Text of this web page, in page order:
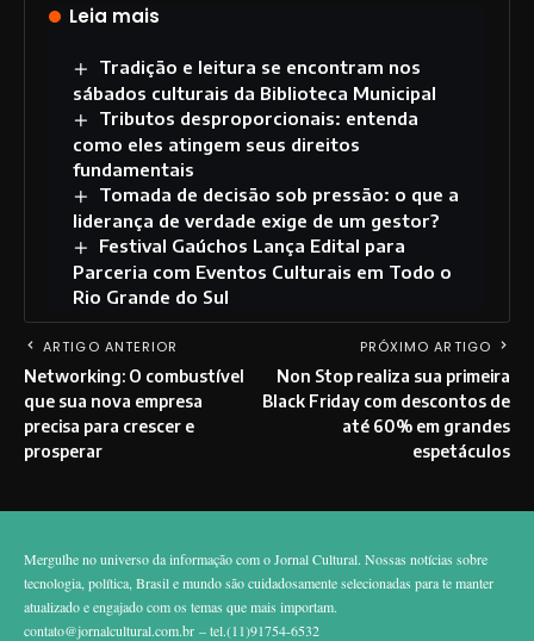
Leia mais
Tradição e leitura se encontram nos
sábados culturais da Biblioteca Municipal
Tributos desproporcionais: entenda
como eles atingem seus direitos
fundamentais
Tomada de decisão sob pressão: o que a
liderança de verdade exige de um gestor?
Festival Gaúchos Lança Edital para
Parceria com Eventos Culturais em Todo o
Rio Grande do Sul
ARTIGO ANTERIOR
Networking: O combustível
que sua nova empresa
precisa para crescer e
prosperar
PRÓXIMO ARTIGO
Non Stop realiza sua primeira
Black Friday com descontos de
até 60% em grandes
espetáculos
Mergulhe no universo da informação com o Jornal Cultural. Nossas notícias sobre
tecnologia, política, Brasil e mundo são cuidadosamente selecionadas para te manter
atualizado e engajado com os temas que mais importam.
contato@jornalcultural.com.br – tel.(11)91754-6532